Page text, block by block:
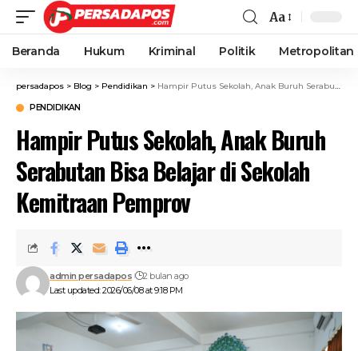
Aa
Beranda Hukum Kriminal Politik Metropolitan
persadapos > Blog > Pendidikan > Hampir Putus Sekolah, Anak Buruh Serabutan Bisa Belajar di Sekolah Kemitraan Pemprov
PENDIDIKAN
Hampir Putus Sekolah, Anak Buruh
Serabutan Bisa Belajar di Sekolah
Kemitraan Pemprov
Last updated: 2026/06/08 at 9:18 PM
admin persadapos 2 bulan ago